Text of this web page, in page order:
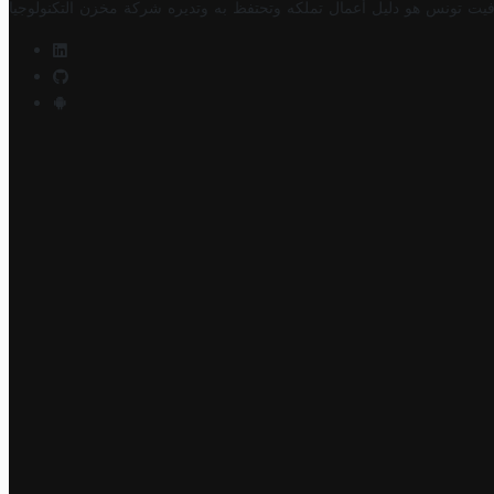
تونس هو دليل أعمال تملكه وتحتفظ به وتديره شركة مخزن التكنولوجيا